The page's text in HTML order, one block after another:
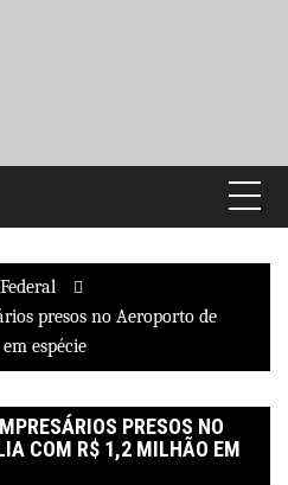
presos no Aeroporto de
espécie
PRESOS NO
COM R$ 1,2 MILHÃO EM